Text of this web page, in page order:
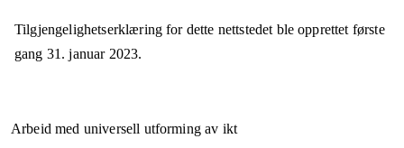
Tilgjengelighetserklæring for dette nettstedet ble opprettet første
gang 31. januar 2023.
Arbeid med universell utforming av ikt